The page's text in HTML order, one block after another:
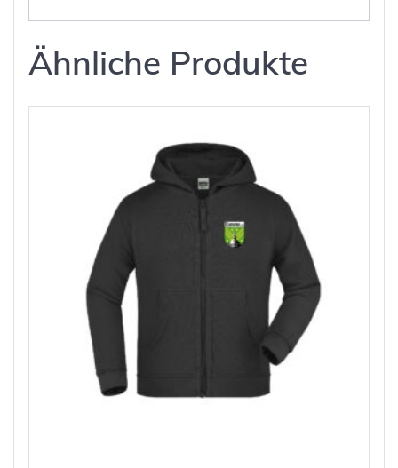
Ähnliche Produkte